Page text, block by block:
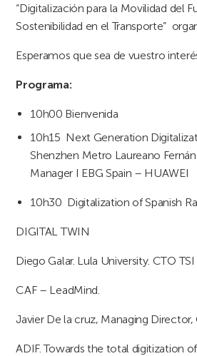
“Digitalización para la Movilidad del
Sostenibilidad en el Transporte”
Esperamos que sea de vuestro
Programa:
10h00 Bienvenida
10h15 Next Generation
Shenzhen Metro Laureano
Manager I EBG Spain – HUAWEI
10h30 Digitalization of Spanish
DIGITAL TWIN
Diego Galar. Lula University. CTO
CAF – LeadMind.
Javier De la cruz, Managing Director,
ADIF. Towards the total digitization